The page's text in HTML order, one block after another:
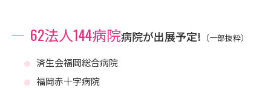
62法人144病院病院が出展予定! （一部抜粋）
済生会福岡総合病院
福岡赤十字病院